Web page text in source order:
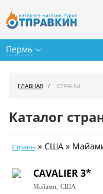
Пермь
Календарь туров
Цены дня
ГЛАВНАЯ СТРАНЫ
Каталог
Страны » США »
CAVALIER 3*
Майами, США